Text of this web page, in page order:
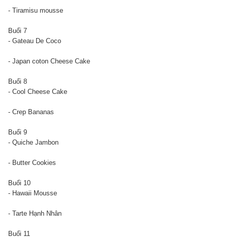
- Tiramisu mousse
Buổi 7
- Gateau De Coco
- Japan coton Cheese Cake
Buổi 8
- Cool Cheese Cake
- Crep Bananas
Buổi 9
- Quiche Jambon
- Butter Cookies
Buổi 10
- Hawaii Mousse
- Tarte Hạnh Nhân
Buổi 11